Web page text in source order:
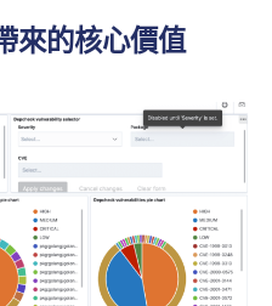
來的核心價值